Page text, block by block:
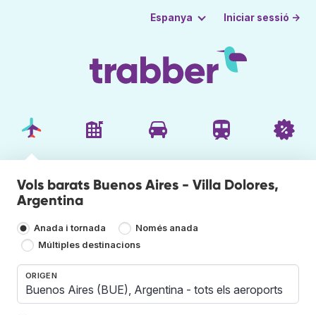
Espanya Iniciar sessió →
Vols barats Buenos Aires - Villa Dolores,
Argentina
Anada i tornada
Només anada
Múltiples destinacions
ORIGEN